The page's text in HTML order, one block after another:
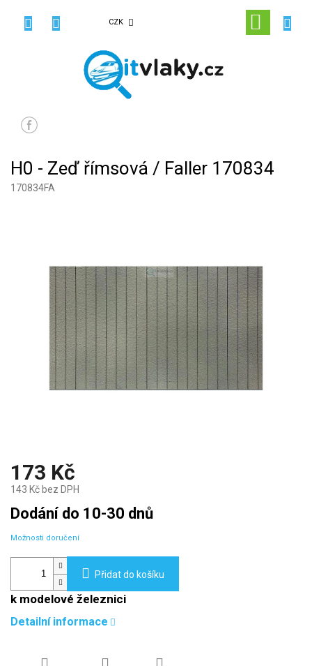
CZK
KOŠÍK
H0 - Zeď římsová / Faller 170834
170834FA
173 Kč
143 Kč bez DPH
Měrná
cena:
Dodání do 10-30 dnů
Možnosti doručení
Přidat do košíku
k modelové železnici
Detailní informace